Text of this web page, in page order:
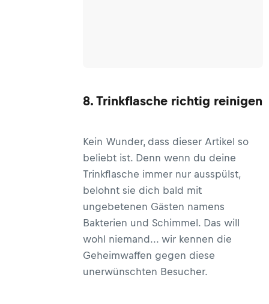
8. Trinkflasche richtig reinigen
Kein Wunder, dass dieser Artikel so
beliebt ist. Denn wenn du deine
Trinkflasche immer nur ausspülst,
belohnt sie dich bald mit
ungebetenen Gästen namens
Bakterien und Schimmel. Das will
wohl niemand... wir kennen die
Geheimwaffen gegen diese
unerwünschten Besucher.